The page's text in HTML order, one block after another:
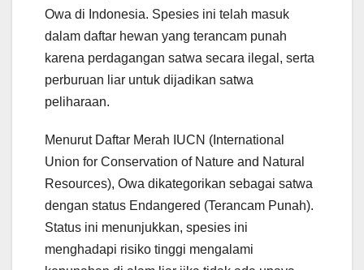
Owa di Indonesia. Spesies ini telah masuk
dalam daftar hewan yang terancam punah
karena perdagangan satwa secara ilegal, serta
perburuan liar untuk dijadikan satwa
peliharaan.
Menurut Daftar Merah IUCN (International
Union for Conservation of Nature and Natural
Resources), Owa dikategorikan sebagai satwa
dengan status Endangered (Terancam Punah).
Status ini menunjukkan, spesies ini
menghadapi risiko tinggi mengalami